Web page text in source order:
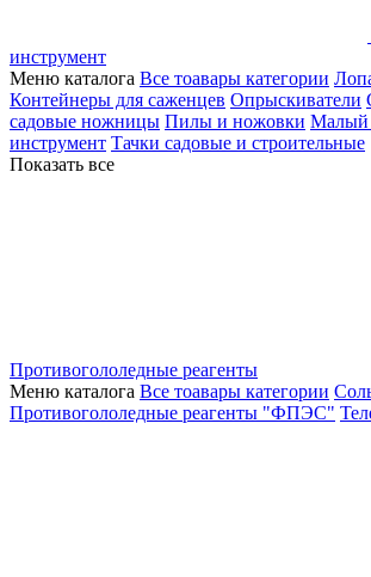
инструмент
Меню каталога Все тоавары категории
Контейнеры для саженцев Опрыскиватели
садовые ножницы Пилы и ножовки Малый
инструмент Тачки садовые и строительные
Показать все
Противогололедные реагенты
Меню каталога Все тоавары категории
Противогололедные реагенты "ФПЭС"